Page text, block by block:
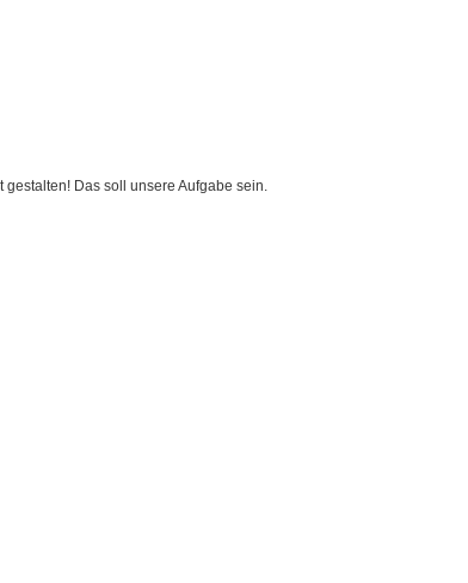
Das soll unsere Aufgabe sein.